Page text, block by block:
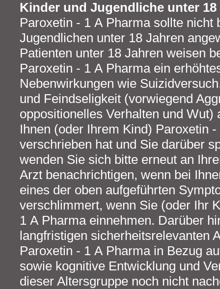
Kinder und Jugendliche unter 18
Paroxetin - 1 A Pharma sollte nicht
Jugendlichen unter 18 Jahren
Patienten unter 18 Jahren weisen
Paroxetin - 1 A Pharma ein
Nebenwirkungen wie
und Feindseligkeit (vorwiegend
oppositionelles Verhalten und Wut)
Ihnen (oder Ihrem Kind) Paroxetin
verschrieben hat und Sie darüber
wenden Sie sich bitte erneut an
Arzt benachrichtigen, wenn bei
eines der oben aufgeführten
verschlimmert, wenn Sie (oder Ihr
1 A Pharma einnehmen. Darüber
langfristigen sicherheitsrelevanten
Paroxetin - 1 A Pharma in Bezug
sowie kognitive Entwicklung und
dieser Altersgruppe noch nicht